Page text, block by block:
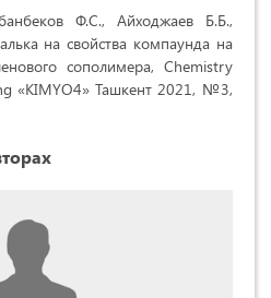
Ф.С., Айходжаев Б.Б.,
на свойства компаунда на
сополимера, Chemistry
«KIMYO4» Ташкент 2021, №3,